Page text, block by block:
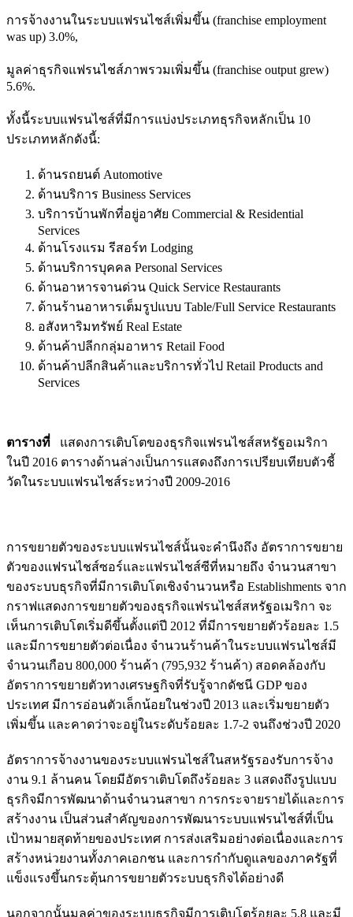
การจ้างงานในระบบแฟรนไชส์เพิ่มขึ้น (franchise employment
was up) 3.0%,
มูลค่าธุรกิจแฟรนไชส์ภาพรวมเพิ่มขึ้น (franchise output grew)
5.6%.
ทั้งนี้ระบบแฟรนไชส์ที่มีการแบ่งประเภทธุรกิจหลักเป็น 10
ประเภทหลักดังนี้:
ด้านรถยนต์ Automotive
ด้านบริการ Business Services
บริการบ้านพักที่อยู่อาศัย Commercial & Residential
Services
ด้านโรงแรม รีสอร์ท Lodging
ด้านบริการบุคคล Personal Services
ด้านอาหารจานด่วน Quick Service Restaurants
ด้านร้านอาหารเต็มรูปแบบ Table/Full Service Restaurants
อสังหาริมทรัพย์ Real Estate
ด้านค้าปลีกกลุ่มอาหาร Retail Food
ด้านค้าปลีกสินค้าและบริการทั่วไป Retail Products and
Services
ตารางที่ แสดงการเติบโตของธุรกิจแฟรนไชส์สหรัฐอเมริกา
ในปี 2016 ตารางด้านล่างเป็นการแสดงถึงการเปรียบเทียบตัวชี้
วัดในระบบแฟรนไชส์ระหว่างปี 2009-2016
การขยายตัวของระบบแฟรนไชส์นั้นจะคำนึงถึง อัตราการขยาย
ตัวของแฟรนไชส์ซอร์และแฟรนไชส์ซีที่หมายถึง จำนวนสาขา
ของระบบธุรกิจที่มีการเติบโตเชิงจำนวนหรือ Establishments จาก
กราฟแสดงการขยายตัวของธุรกิจแฟรนไชส์สหรัฐอเมริกา จะ
เห็นการเติบโตเริ่มดีขึ้นตั้งแต่ปี 2012 ที่มีการขยายตัวร้อยละ 1.5
และมีการขยายตัวต่อเนื่อง จำนวนร้านค้าในระบบแฟรนไชส์มี
จำนวนเกือบ 800,000 ร้านค้า (795,932 ร้านค้า) สอดคล้องกับ
อัตราการขยายตัวทางเศรษฐกิจที่รับรู้จากดัชนี GDP ของ
ประเทศ มีการอ่อนตัวเล็กน้อยในช่วงปี 2013 และเริ่มขยายตัว
เพิ่มขึ้น และคาดว่าจะอยู่ในระดับร้อยละ 1.7-2 จนถึงช่วงปี 2020
อัตราการจ้างงานของระบบแฟรนไชส์ในสหรัฐรองรับการจ้าง
งาน 9.1 ล้านคน โดยมีอัตราเติบโตถึงร้อยละ 3 แสดงถึงรูปแบบ
ธุรกิจมีการพัฒนาด้านจำนวนสาขา การกระจายรายได้และการ
สร้างงาน เป็นส่วนสำคัญของการพัฒนาระบบแฟรนไชส์ที่เป็น
เป้าหมายสุดท้ายของประเทศ การส่งเสริมอย่างต่อเนื่องและการ
สร้างหน่วยงานทั้งภาคเอกชน และการกำกับดูแลของภาครัฐที่
แข็งแรงขึ้นกระตุ้นการขยายตัวระบบธุรกิจได้อย่างดี
นอกจากนั้นมูลค่าของระบบธุรกิจมีการเติบโตร้อยละ 5.8 และมี